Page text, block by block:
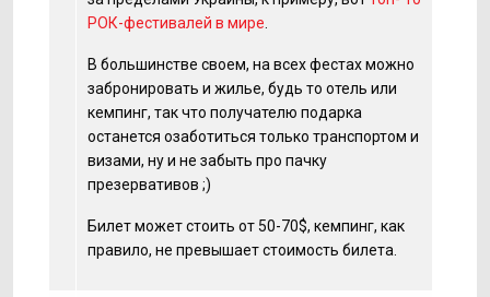
РОК-фестивалей в мире
В большинстве своем, на всех фестах можно
забронировать и жилье, будь то отель или
кемпинг, так что получателю подарка
останется озаботиться только транспортом и
визами, ну и не забыть про пачку
презервативов ;)
Билет может стоить от 50-70$, кемпинг, как
правило, не превышает стоимость билета.